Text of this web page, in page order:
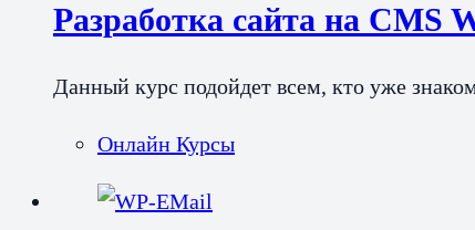
Разработка сайта на CMS
Данный курс подойдет всем, кто уже
Онлайн Курсы